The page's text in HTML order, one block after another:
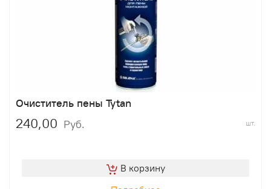
Очиститель пены Tytan
240,00 Руб. шт.
В корзину